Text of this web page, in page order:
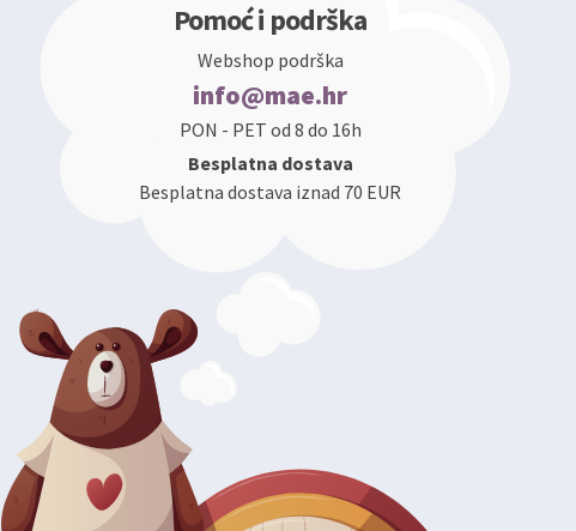
Pomoć i podrška
Webshop podrška
info@mae.hr
PON - PET od 8 do 16h
Besplatna dostava
Besplatna dostava iznad 70 EUR